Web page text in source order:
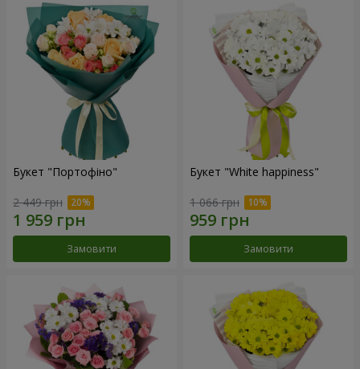
Букет "Портофіно"
2 449 грн
Замовити
Букет "White happiness"
1 066 грн
Замовити